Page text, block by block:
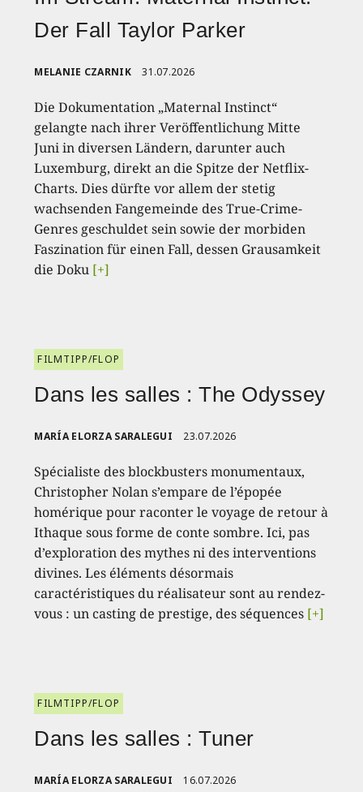
Der Fall Taylor Parker
MELANIE CZARNIK 31.07.2026
Die Dokumentation „Maternal Instinct“
gelangte nach ihrer Veröffentlichung Mitte
Juni in diversen Ländern, darunter auch
Luxemburg, direkt an die Spitze der Netflix-
Charts. Dies dürfte vor allem der stetig
wachsenden Fangemeinde des True-Crime-
Genres geschuldet sein sowie der morbiden
Faszination für einen Fall, dessen Grausamkeit
die Doku [+]
FILMTIPP/FLOP
Dans les salles : The Odyssey
MARÍA ELORZA SARALEGUI 23.07.2026
Spécialiste des blockbusters monumentaux,
Christopher Nolan s’empare de l’épopée
homérique pour raconter le voyage de retour à
Ithaque sous forme de conte sombre. Ici, pas
d’exploration des mythes ni des interventions
divines. Les éléments désormais
caractéristiques du réalisateur sont au rendez-
vous : un casting de prestige, des séquences [+]
FILMTIPP/FLOP
Dans les salles : Tuner
MARÍA ELORZA SARALEGUI 16.07.2026